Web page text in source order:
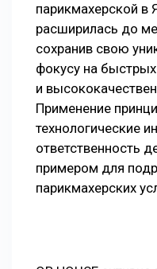
парикмахерской в
расширилась до
сохранив свою
фокусу на
и
Применение
технологические
ответственность
примером для
парикмахерских